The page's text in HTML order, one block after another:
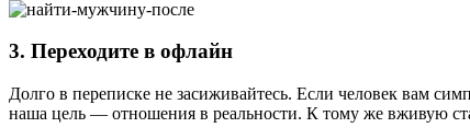
3. Переходите в офлайн
Долго в переписке не засиживайтесь. Если человек вам
наша цель — отношения в реальности. К тому же вживую